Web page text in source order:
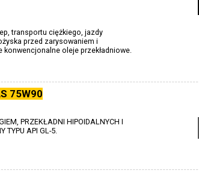
transportu ciężkiego, jazdy
przed zarysowaniem i
konwencjonalne oleje przekładniowe.
75W90
PRZEKŁADNI HIPOIDALNYCH I
TYPU API GL-5.